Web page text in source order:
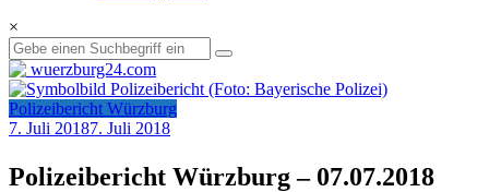
×
Polizeibericht Würzburg
7. Juli 20187. Juli 2018
Polizeibericht Würzburg – 07.07.2018